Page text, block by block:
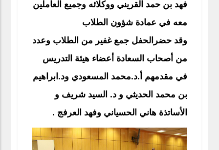
فهد بن حمد القريني ووكلائه وجميع العاملين
معه في عمادة شؤون الطلاب
وقد حضرالحفل جمع غفير من الطلاب وعدد
من أصحاب السعادة أعضاء هيئة التدريس
في مقدمهم أ.د.محمد المسعودي ود.ابراهيم
بن محمد الحديثي و د. السيد شريف و
الأساتذة هاني الحسياني وفهد العرفج .